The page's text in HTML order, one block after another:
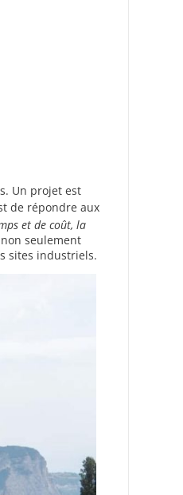
Un projet est
de répondre aux
et de coût, la
seulement
sites industriels.